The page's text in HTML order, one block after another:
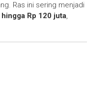
Ras ini sering menjadi
Rp 120 juta,